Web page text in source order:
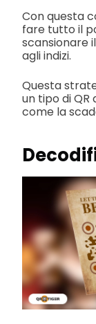
Con questa
fare tutto il
scansionare
agli indizi.
Questa
un tipo di
come la